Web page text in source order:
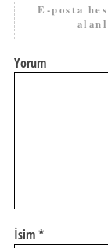
E-posta
Yorum
İsim*